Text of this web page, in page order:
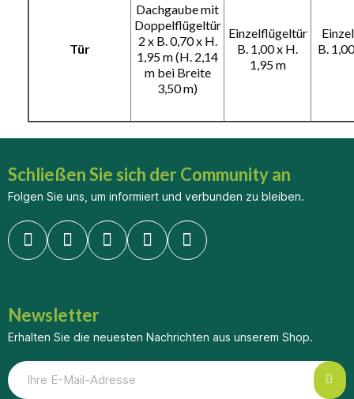
Tür
Dachgaube mit
Doppelflügeltür
2 x B. 0,70 x H.
1,95 m (H. 2,14
m bei Breite
3,50 m)
Einzelflügeltür
B. 1,00 x H.
1,95 m
B.
Schließen Sie sich der Community an
Folgen Sie uns, um informiert und verbunden zu bleiben.
Newsletter
Erhalten Sie die neuesten Nachrichten aus unserem Shop.